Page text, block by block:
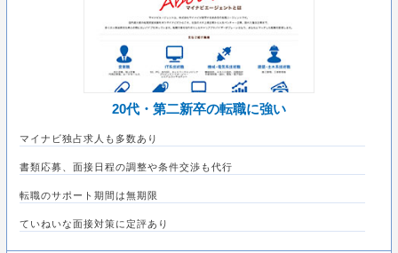
20代・第二新卒の転職に強い
マイナビ独占求人も多数あり
書類応募、面接日程の調整や条件交渉も代行
転職のサポート期間は無期限
ていねいな面接対策に定評あり